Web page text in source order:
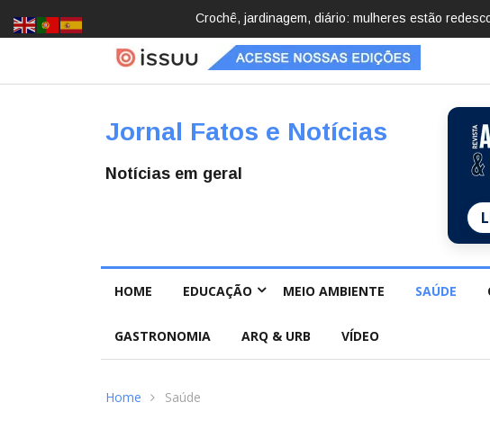
Brasil registra 84,2 mil desaparecimentos em
Jornal Fatos e Notícias
Notícias em geral
HOME EDUCAÇÃO MEIO AMBIENTE SAÚDE
GASTRONOMIA ARQ & URB VÍDEO
Home Saúde